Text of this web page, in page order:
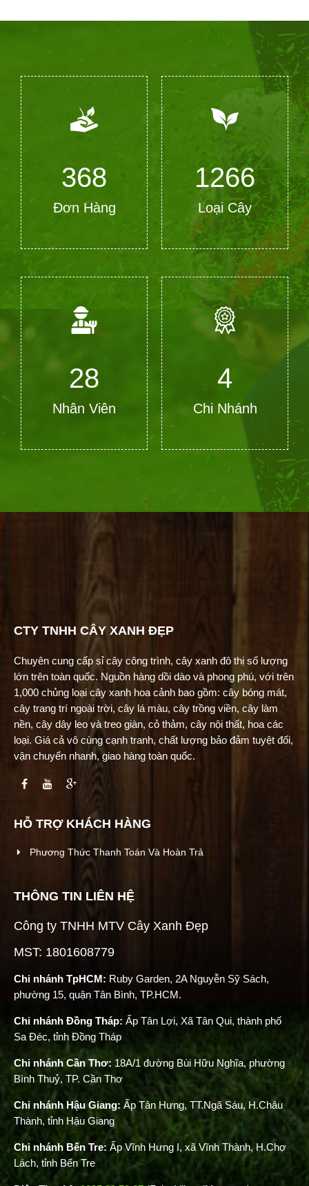
368
Đơn Hàng
1266
Loại Cây
28
Nhân Viên
4
Chi Nhánh
CTY TNHH CÂY XANH ĐẸP
Chuyên cung cấp sỉ cây công trình, cây xanh đô thị số lượng
lớn trên toàn quốc. Nguồn hàng dồi dào và phong phú, với trên
1,000 chủng loại cây xanh hoa cảnh bao gồm: cây bóng mát,
cây trang trí ngoài trời, cây lá màu, cây trồng viền, cây làm
nền, cây dây leo và treo giàn, cỏ thảm, cây nội thất, hoa các
loại. Giá cả vô cùng cạnh tranh, chất lượng bảo đảm tuyệt đối,
vận chuyển nhanh, giao hàng toàn quốc.
HỖ TRỢ KHÁCH HÀNG
Phương Thức Thanh Toán Và Hoàn Trả
THÔNG TIN LIÊN HỆ
Công ty TNHH MTV Cây Xanh Đẹp
MST: 1801608779
Chi nhánh TpHCM: Ruby Garden, 2A Nguyễn Sỹ Sách,
phường 15, quận Tân Bình, TP.HCM.
Chi nhánh Đồng Tháp: Ấp Tân Lợi, Xã Tân Qui, thành phố
Sa Đéc, tỉnh Đồng Tháp
Chi nhánh Cần Thơ: 18A/1 đường Bùi Hữu Nghĩa, phường
Bình Thuỷ, TP. Cần Thơ
Chi nhánh Hậu Giang: Ấp Tân Hưng, TT.Ngã Sáu, H.Châu
Thành, tỉnh Hậu Giang
Chi nhánh Bến Tre: Ấp Vĩnh Hưng I, xã Vĩnh Thành, H.Chợ
Lách, tỉnh Bến Tre